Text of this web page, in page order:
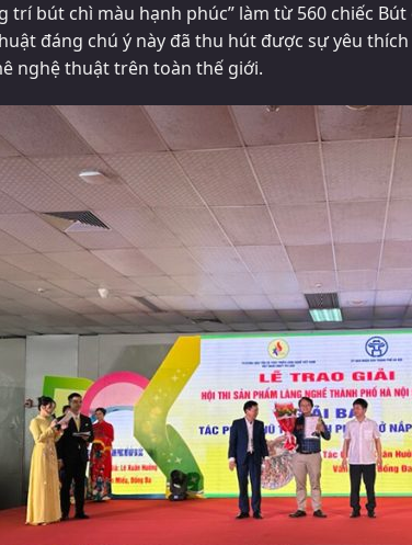
trí bút chì màu hạnh phúc” làm từ 560 chiếc Bút
đáng chú ý này đã thu hút được sự yêu
nghệ thuật trên toàn thế giới.